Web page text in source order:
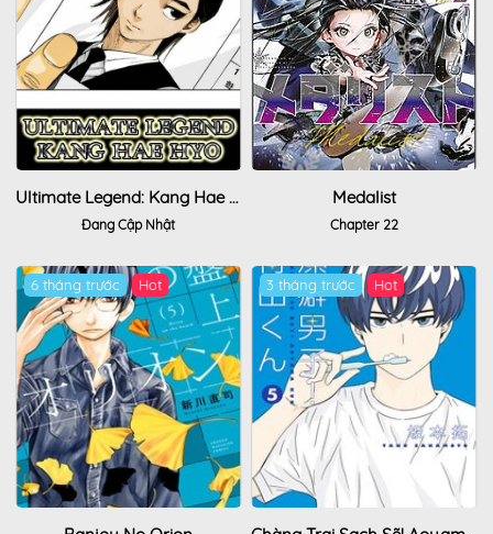
Ultimate Legend: Kang Hae Hyo
Đang Cập Nhật
Medalist
Chapter 22
6 tháng trước Hot 3 tháng trước Hot